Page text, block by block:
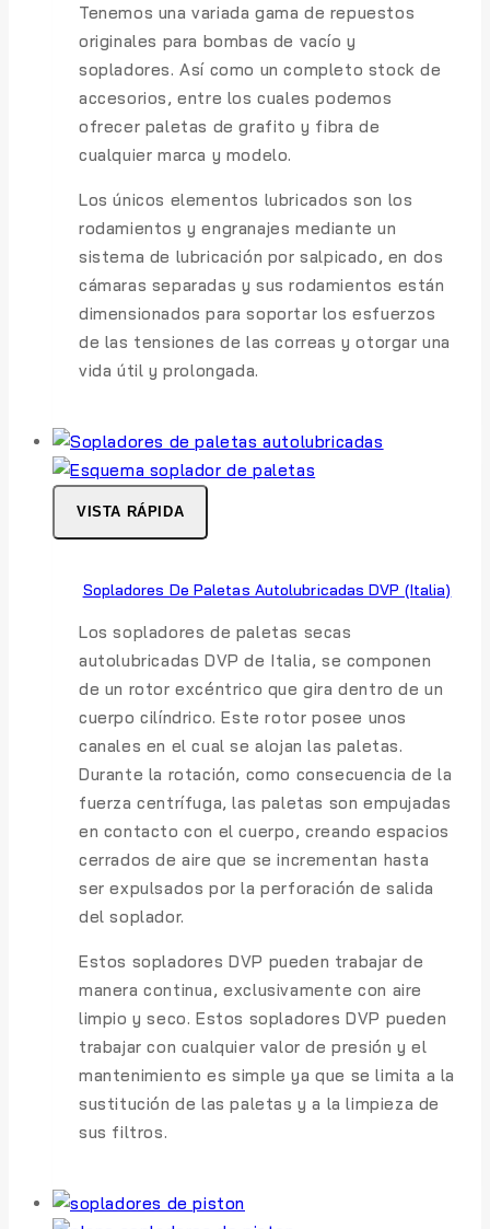
Tenemos una variada gama de repuestos
originales para bombas de vacío y
sopladores. Así como un completo stock de
accesorios, entre los cuales podemos
ofrecer paletas de grafito y fibra de
cualquier marca y modelo.
Los únicos elementos lubricados son los
rodamientos y engranajes mediante un
sistema de lubricación por salpicado, en dos
cámaras separadas y sus rodamientos están
dimensionados para soportar los esfuerzos
de las tensiones de las correas y otorgar una
vida útil y prolongada.
VISTA RÁPIDA
Sopladores De Paletas Autolubricadas DVP (Italia)
Los sopladores de paletas secas
autolubricadas DVP de Italia, se componen
de un rotor excéntrico que gira dentro de un
cuerpo cilíndrico. Este rotor posee unos
canales en el cual se alojan las paletas.
Durante la rotación, como consecuencia de la
fuerza centrífuga, las paletas son empujadas
en contacto con el cuerpo, creando espacios
cerrados de aire que se incrementan hasta
ser expulsados por la perforación de salida
del soplador.
Estos sopladores DVP pueden trabajar de
manera continua, exclusivamente con aire
limpio y seco. Estos sopladores DVP pueden
trabajar con cualquier valor de presión y el
mantenimiento es simple ya que se limita a la
sustitución de las paletas y a la limpieza de
sus filtros.